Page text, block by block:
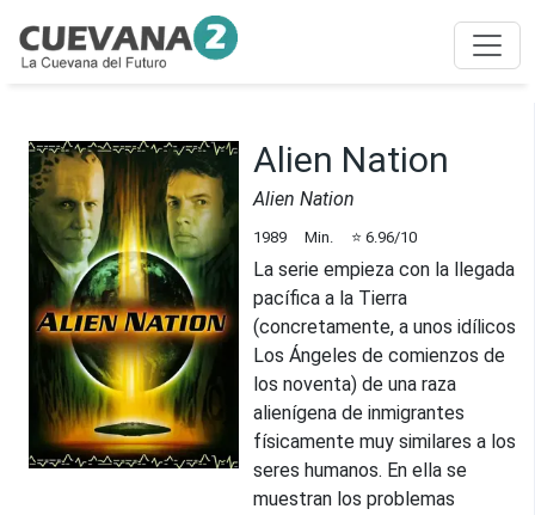
Alien Nation
Alien Nation
1989 Min. ⭐ 6.96/10
La serie empieza con la llegada
pacífica a la Tierra
(concretamente, a unos idílicos
Los Ángeles de comienzos de
los noventa) de una raza
alienígena de inmigrantes
físicamente muy similares a los
seres humanos. En ella se
muestran los problemas